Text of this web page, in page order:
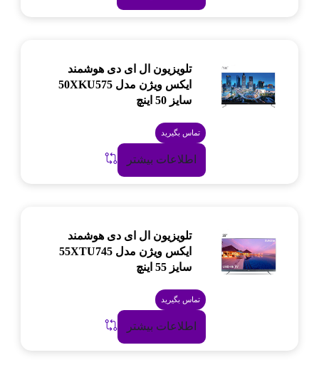
تلویزیون ال ای دی هوشمند
ایکس ویژن مدل 50XKU575
سایز 50 اینچ
تماس بگیرید
اطلاعات بیشتر
تلویزیون ال ای دی هوشمند
ایکس ویژن مدل 55XTU745
سایز 55 اینچ
تماس بگیرید
اطلاعات بیشتر